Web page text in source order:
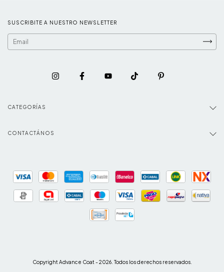
SUSCRIBITE A NUESTRO NEWSLETTER
CATEGORÍAS
CONTACTÁNOS
Copyright Advance Coat - 2026. Todos los derechos reservados.